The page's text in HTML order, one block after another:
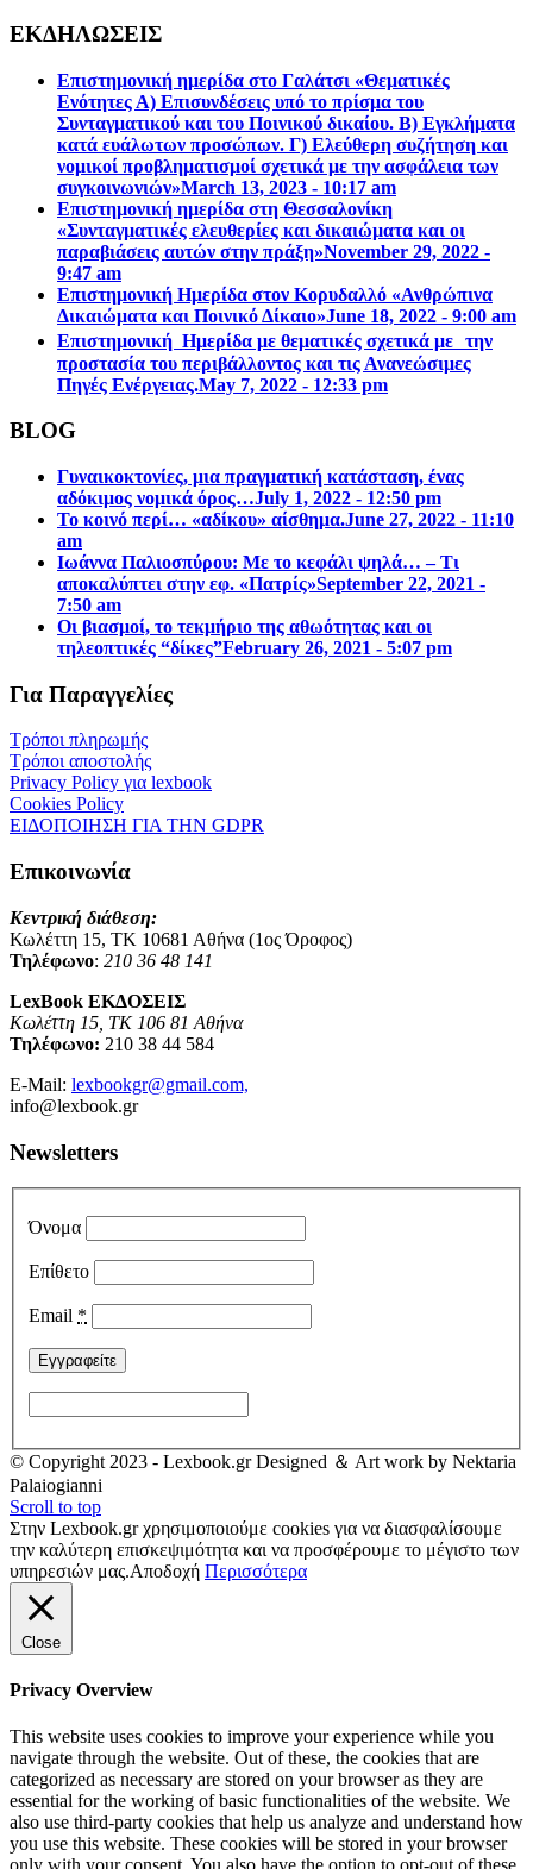
ΕΚΔΗΛΩΣΕΙΣ
Επιστημονική ημερίδα στο Γαλάτσι «Θεματικές
Ενότητες Α) Επισυνδέσεις υπό το πρίσμα του
Συνταγματικού και του Ποινικού δικαίου. Β) Εγκλήματα
κατά ευάλωτων προσώπων. Γ) Ελεύθερη συζήτηση και
νομικοί προβληματισμοί σχετικά με την ασφάλεια των
συγκοινωνιών»March 13, 2023 - 10:17 am
Επιστηµονική ηµερίδα στη Θεσσαλονίκη
«Συνταγµατικές ελευθερίες και δικαιώµατα και οι
παραβιάσεις αυτών στην πράξη»November 29, 2022 -
9:47 am
Επιστημονική Ημερίδα στον Κορυδαλλό «Ανθρώπινα
Δικαιώματα και Ποινικό Δίκαιο»June 18, 2022 - 9:00 am
Επιστημονική Ημερίδα με θεματικές σχετικά με την
προστασία του περιβάλλοντος και τις Ανανεώσιμες
Πηγές Ενέργειας.May 7, 2022 - 12:33 pm
BLOG
Γυναικοκτονίες, μια πραγματική κατάσταση, ένας
αδόκιμος νομικά όρος…July 1, 2022 - 12:50 pm
Το κοινό περί… «αδίκου» αίσθημα.June 27, 2022 - 11:10
am
Ιωάννα Παλιοσπύρου: Με το κεφάλι ψηλά… – Τι
αποκαλύπτει στην εφ. «Πατρίς»September 22, 2021 -
7:50 am
Οι βιασμοί, το τεκμήριο της αθωότητας και οι
τηλεοπτικές “δίκες”February 26, 2021 - 5:07 pm
Για Παραγγελίες
Τρόποι πληρωμής
Τρόποι αποστολής
Privacy Policy για lexbook
Cookies Policy
ΕΙΔΟΠΟΙΗΣΗ ΓΙΑ ΤΗΝ GDPR
Επικοινωνία
Κεντρική διάθεση:
Κωλέττη 15, ΤΚ 10681 Αθήνα (1ος Όροφος)
Τηλέφωνο: 210 36 48 141
LexBook ΕΚΔΟΣΕΙΣ
Κωλέττη 15, ΤΚ 106 81 Αθήνα
Τηλέφωνο: 210 38 44 584
E-Mail: lexbookgr@gmail.com,
info@lexbook.gr
Newsletters
Όνομα
Επίθετο
Email *
© Copyright 2023 - Lexbook.gr Designed ＆ Art work by Nektaria
Palaiogianni
Scroll to top
Στην Lexbook.gr χρησιμοποιούμε cookies για να διασφαλίσουμε
την καλύτερη επισκεψιμότητα και να προσφέρουμε το μέγιστο των
υπηρεσιών μας.Αποδοχή Περισσότερα
Close
Privacy Overview
This website uses cookies to improve your experience while you
navigate through the website. Out of these, the cookies that are
categorized as necessary are stored on your browser as they are
essential for the working of basic functionalities of the website. We
also use third-party cookies that help us analyze and understand how
you use this website. These cookies will be stored in your browser